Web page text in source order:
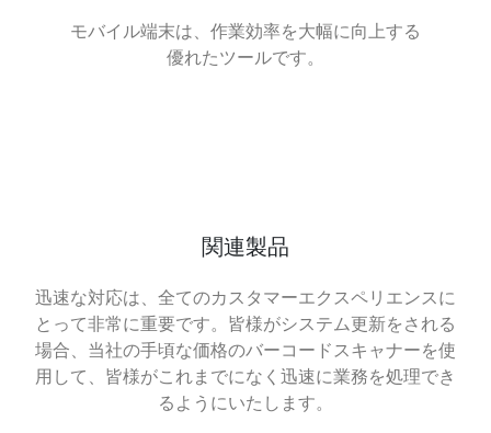
モバイル端末は、作業効率を大幅に向上する
優れたツールです。
関連製品
迅速な対応は、全てのカスタマーエクスペリエンスに
とって非常に重要です。皆様がシステム更新をされる
場合、当社の手頃な価格のバーコードスキャナーを使
用して、皆様がこれまでになく迅速に業務を処理でき
るようにいたします。